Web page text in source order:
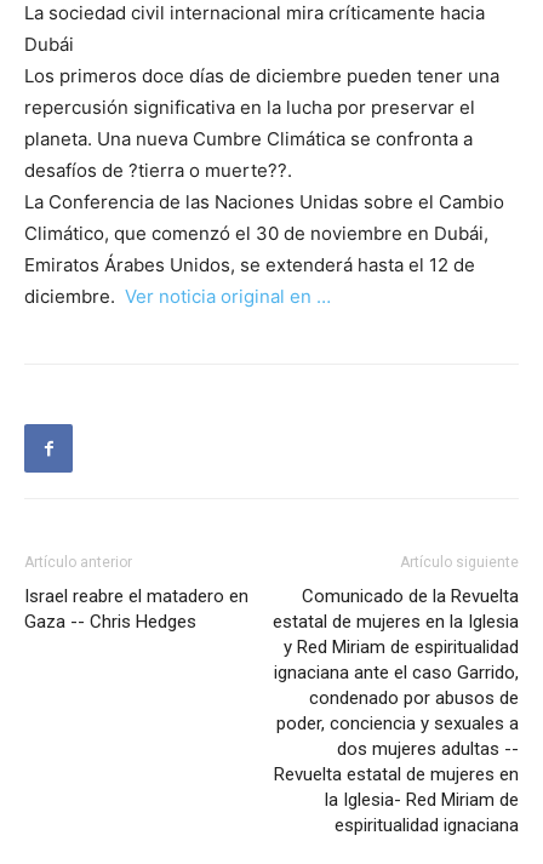
La sociedad civil internacional mira críticamente hacia
Dubái
Los primeros doce días de diciembre pueden tener una
repercusión significativa en la lucha por preservar el
planeta. Una nueva Cumbre Climática se confronta a
desafíos de ?tierra o muerte??.
La Conferencia de las Naciones Unidas sobre el Cambio
Climático, que comenzó el 30 de noviembre en Dubái,
Emiratos Árabes Unidos, se extenderá hasta el 12 de
diciembre. Ver noticia original en …
Artículo anterior
Israel reabre el matadero en
Gaza -- Chris Hedges
Artículo siguiente
Comunicado de la Revuelta
estatal de mujeres en la Iglesia
y Red Miriam de espiritualidad
ignaciana ante el caso Garrido,
condenado por abusos de
poder, conciencia y sexuales a
dos mujeres adultas --
Revuelta estatal de mujeres en
la Iglesia- Red Miriam de
espiritualidad ignaciana